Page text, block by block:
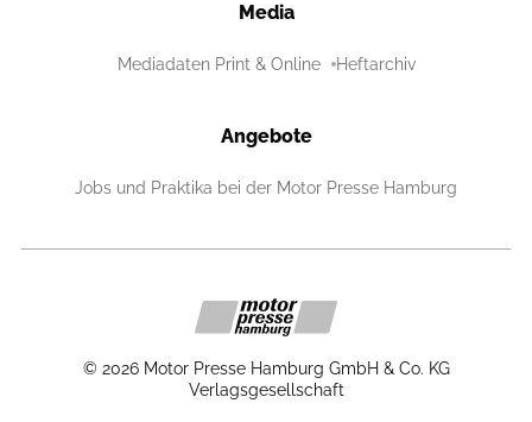
Media
Mediadaten Print & Online Heftarchiv
Angebote
Jobs und Praktika bei der Motor Presse Hamburg
© 2026 Motor Presse Hamburg GmbH & Co. KG
Verlagsgesellschaft